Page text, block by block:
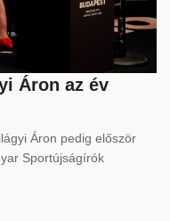
Áron az év
Áron pedig először
Sportújságírók